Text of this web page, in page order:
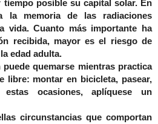
posible su capital solar. En
la memoria de las radiaciones
vida. Cuanto más importante ha
recibida, mayor es el riesgo de
edad adulta.
quemarse mientras practica
libre: montar en bicicleta, pasear,
ocasiones, aplíquese un
circunstancias que comportan